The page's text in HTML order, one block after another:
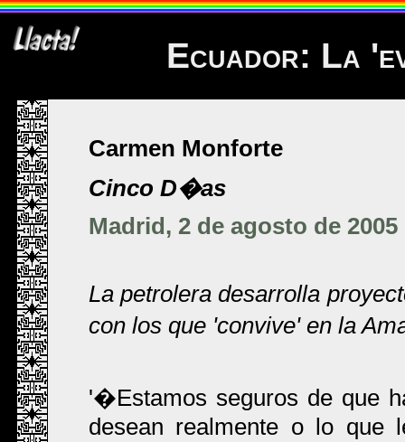
Ecuador: La
Carmen Monforte
Cinco D�as
Madrid, 2 de agosto de 2005
La petrolera desarrolla
con los que 'convive' en la
'�Estamos seguros de que
desean realmente o lo que